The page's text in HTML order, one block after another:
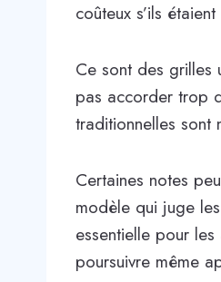
coûteux s’ils
Ce sont des grilles
pas accorder trop
traditionnelles sont
Certaines notes
modèle qui juge
essentielle pour
poursuivre même